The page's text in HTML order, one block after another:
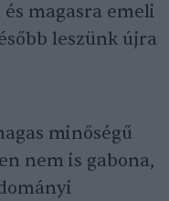
és magasra emeli
leszünk újra
minőségű
nem is gabona,